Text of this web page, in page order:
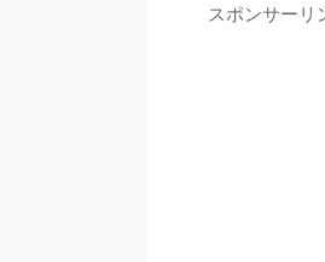
スポンサーリ